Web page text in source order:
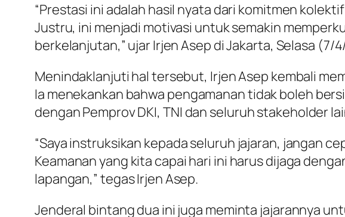
“Prestasi ini adalah hasil nyata dari komitmen
Justru, ini menjadi motivasi untuk semakin
berkelanjutan,” ujar Irjen Asep di Jakarta, Selasa (7/
Menindaklanjuti hal tersebut, Irjen Asep kembali
Ia menekankan bahwa pengamanan tidak boleh
dengan Pemprov DKI, TNI dan seluruh stakeholder
“Saya instruksikan kepada seluruh jajaran, jangan
Keamanan yang kita capai hari ini harus dijaga
lapangan,” tegas Irjen Asep.
Jenderal bintang dua ini juga meminta jajarannya